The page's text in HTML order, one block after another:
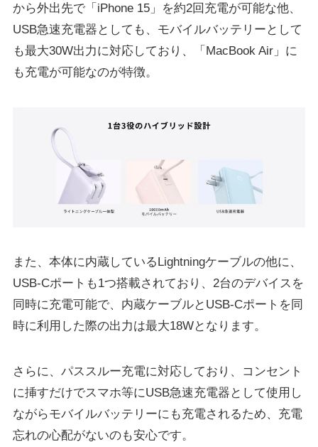
から外出先で「iPhone 15」を約2回充電が可能な他、
USB急速充電器としても、モバイルバッテリーとして
も最⼤30W出⼒に対応しており、「MacBook Air」に
も充電が可能なのが特徴。
また、本体に内蔵しているLightningケーブルの他に、
USB-Cポートも1つ搭載されており、2台のデバイスを
同時に充電可能で、内蔵ケーブルとUSB-Cポートを同
時に利用した際の出力は最大18Wとなります。
さらに、パススルー充電に対応しており、コンセント
に挿すだけでスマホ等にUSB急速充電器として使⽤し
ながらモバイルバッテリーにも充電されるため、充電
忘れの⼼配がないのも安心です。